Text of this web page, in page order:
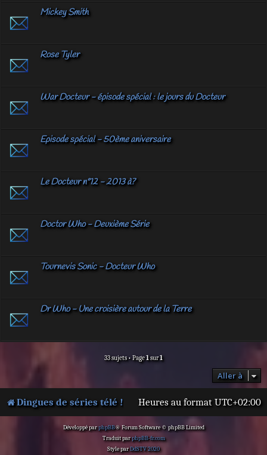
Mickey Smith
Rose Tyler
War Docteur - épisode spécial : le jours du Docteur
Episode spécial - 50ème aniversaire
Le Docteur n°12 - 2013 à?
Doctor Who - Deuxième Série
Tournevis Sonic - Docteur Who
Dr Who - Une croisière autour de la Terre
33 sujets • Page1sur1
Aller à
Dingues de séries télé ! Heures au format UTC+02:00
Développé parphpBB® Forum Software © phpBB Limited
Traduit parphpBB-fr.com
Style parDdSTV 2020